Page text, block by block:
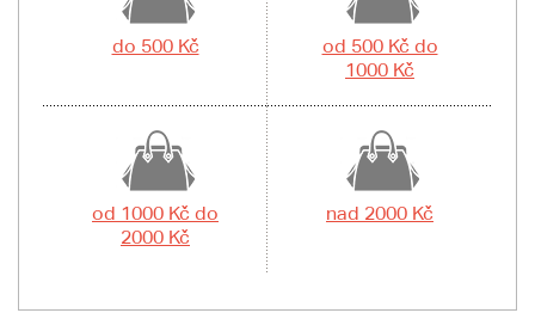
do 500 Kč
od 500 Kč do
1000 Kč
od 1000 Kč do
2000 Kč
nad 2000 Kč